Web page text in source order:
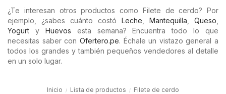
¿Te interesan otros productos como Filete de cerdo? Por
ejemplo, ¿sabes cuánto costó Leche Mantequilla Queso
Yogurt y Huevos esta semana? Encuentra todo lo que
necesitas saber con Ofertero.pe. Échale un vistazo general a
todos los grandes y también pequeños vendedores al detalle
en un solo lugar.
Inicio Lista de productos Filete de cerdo